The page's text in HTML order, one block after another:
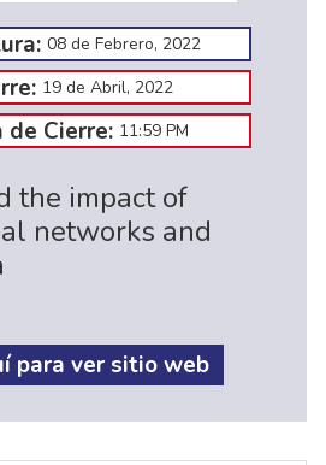
08 de Febrero, 2022
19 de Abril, 2022
de Cierre: 11:59 PM
the impact of
networks and
para ver sitio web